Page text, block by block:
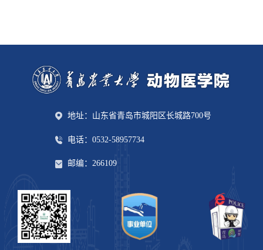
地址：山东省青岛市城阳区长城路700号
电话：0532-58957734
邮编：266109